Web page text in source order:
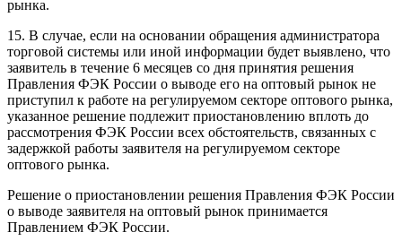
рынка.
15. В случае, если на основании обращения администратора
торговой системы или иной информации будет выявлено, что
заявитель в течение 6 месяцев со дня принятия решения
Правления ФЭК России о выводе его на оптовый рынок не
приступил к работе на регулируемом секторе оптового рынка,
указанное решение подлежит приостановлению вплоть до
рассмотрения ФЭК России всех обстоятельств, связанных с
задержкой работы заявителя на регулируемом секторе
оптового рынка.
Решение о приостановлении решения Правления ФЭК России
о выводе заявителя на оптовый рынок принимается
Правлением ФЭК России.